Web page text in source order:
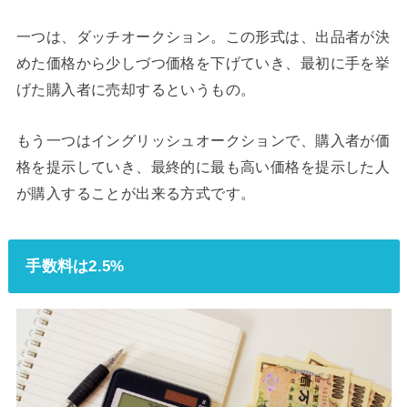
一つは、ダッチオークション。この形式は、出品者が決
めた価格から少しづつ価格を下げていき、最初に手を挙
げた購入者に売却するというもの。
もう一つはイングリッシュオークションで、購入者が価
格を提示していき、最終的に最も高い価格を提示した人
が購入することが出来る方式です。
手数料は2.5%